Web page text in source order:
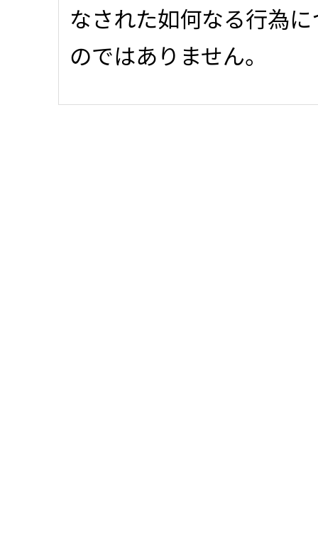
なされた如何なる行為
のではありません。